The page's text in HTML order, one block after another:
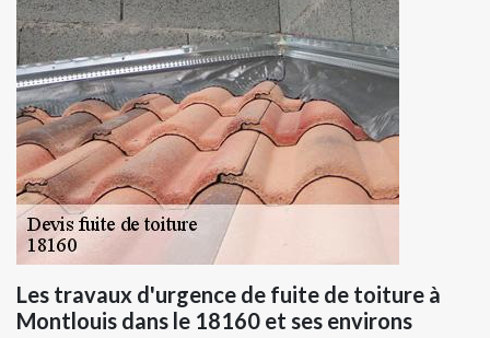
Les travaux d'urgence de fuite de toiture à
Montlouis dans le 18160 et ses environs